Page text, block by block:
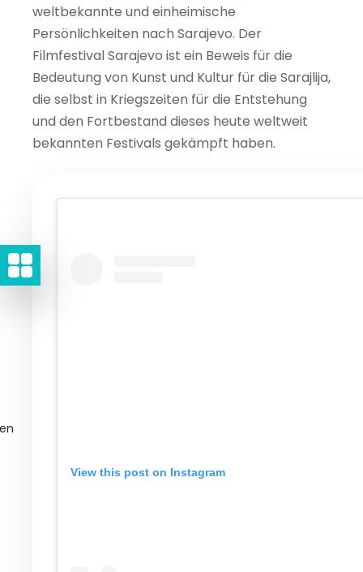
View this post on Instagram
weltbekannte und einheimische
Persönlichkeiten nach Sarajevo. Der
Filmfestival Sarajevo ist ein Beweis für die
Bedeutung von Kunst und Kultur für die Sarajlija,
die selbst in Kriegszeiten für die Entstehung
und den Fortbestand dieses heute weltweit
bekannten Festivals gekämpft haben.